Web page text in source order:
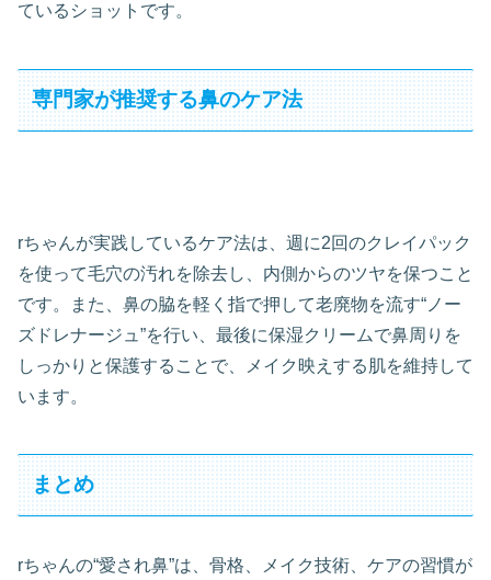
ているショットです。
専門家が推奨する鼻のケア法
rちゃんが実践しているケア法は、週に2回のクレイパック
を使って毛穴の汚れを除去し、内側からのツヤを保つこと
です。また、鼻の脇を軽く指で押して老廃物を流す“ノー
ズドレナージュ”を行い、最後に保湿クリームで鼻周りを
しっかりと保護することで、メイク映えする肌を維持して
います。
まとめ
rちゃんの“愛され鼻”は、骨格、メイク技術、ケアの習慣が